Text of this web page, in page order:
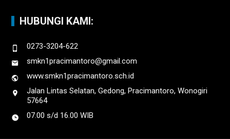
HUBUNGI KAMI:
0273-3204-622
smkn1pracimantoro@gmail.com
www.smkn1pracimantoro.sch.id
Jalan Lintas Selatan, Gedong, Pracimantoro, Wonogiri
57664
07.00 s/d 16.00 WIB